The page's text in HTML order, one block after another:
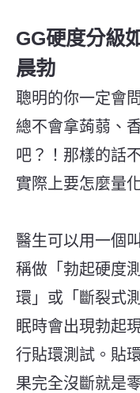
GG硬度分級
晨勃
聰明的你一定會
總不會拿蒟蒻、
吧？！那樣的話
實際上要怎麼量
醫生可以用一個
稱做「勃起硬度
環」或「斷裂式
眠時會出現勃起
行貼環測試。貼
果完全沒斷就是